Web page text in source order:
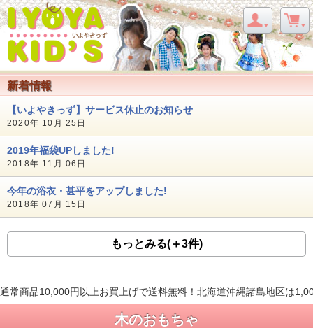
新着情報
【いよやきっず】サービス休止のお知らせ
2020年 10月 25日
2019年福袋UPしました!
2018年 11月 06日
今年の浴衣・甚平をアップしました!
2018年 07月 15日
もっとみる(＋3件)
通常商品10,000円以上お買上げで送料無料！北海道沖縄諸島地区は
木のおもちゃ